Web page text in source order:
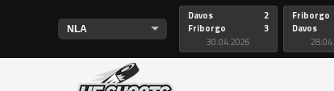
Davos
Friborgo
2
3
30.04.2026
Friborgo
Davos